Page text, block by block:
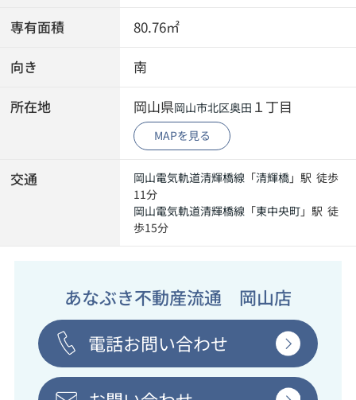
専有面積 80.76㎡
向き 南
所在地 岡山県岡山市北区奥田 １丁目
MAPを見る
交通 岡山電気軌道清輝橋線 「清輝橋」駅 徒歩
11分
岡山電気軌道清輝橋線 「東中央町」駅 徒
歩15分
あなぶき不動産流通 岡山店
電話お問い合わせ